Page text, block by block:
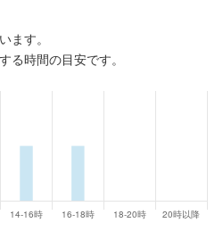
ます。
る時間の目安です。